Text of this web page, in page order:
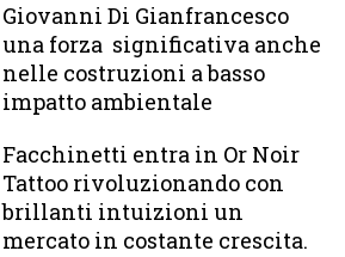
Giovanni Di Gianfrancesco
una forza significativa anche
nelle costruzioni a basso
impatto ambientale
Facchinetti entra in Or Noir
Tattoo rivoluzionando con
brillanti intuizioni un
mercato in costante crescita.